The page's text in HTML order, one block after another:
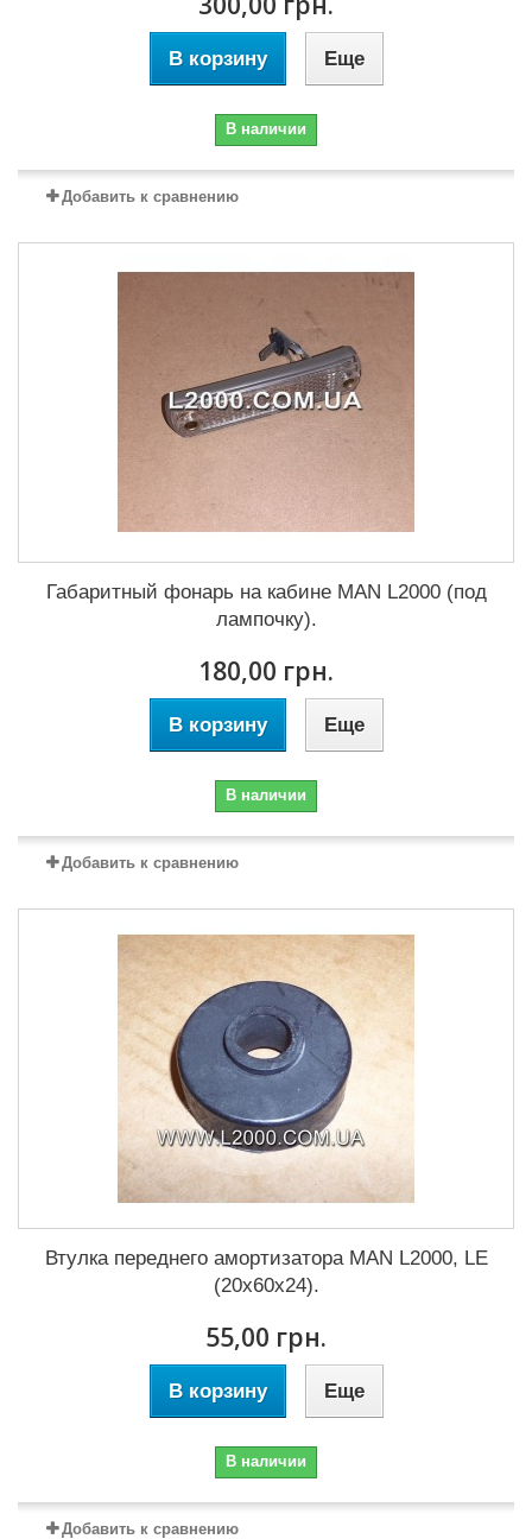
В корзину Еще
В наличии
Добавить к сравнению
Габаритный фонарь на кабине MAN L2000 (под
лампочку).
180,00 грн.
В корзину Еще
В наличии
Добавить к сравнению
Втулка переднего амортизатора MAN L2000, LE
(20x60x24).
55,00 грн.
В корзину Еще
В наличии
Добавить к сравнению